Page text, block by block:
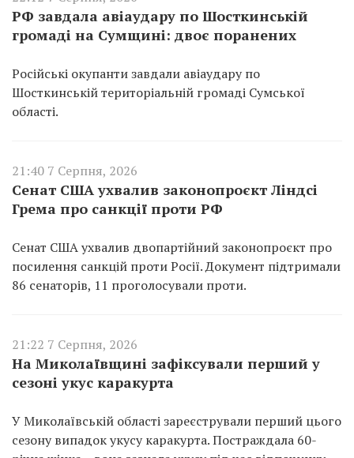
РФ завдала авіаудару по Шосткинській
громаді на Сумщині: двоє поранених
Російські окупанти завдали авіаудару по
Шосткинській територіальній громаді Сумської
області.
21:40 7 Серпня, 2026
Сенат США ухвалив законопроєкт Ліндсі
Грема про санкції проти РФ
Сенат США ухвалив двопартійний законопроєкт про
посилення санкцій проти Росії. Документ підтримали
86 сенаторів, 11 проголосували проти.
21:22 7 Серпня, 2026
На Миколаївщині зафіксували перший у
сезоні укус каракурта
У Миколаївській області зареєстрували перший цього
сезону випадок укусу каракурта. Постраждала 60-